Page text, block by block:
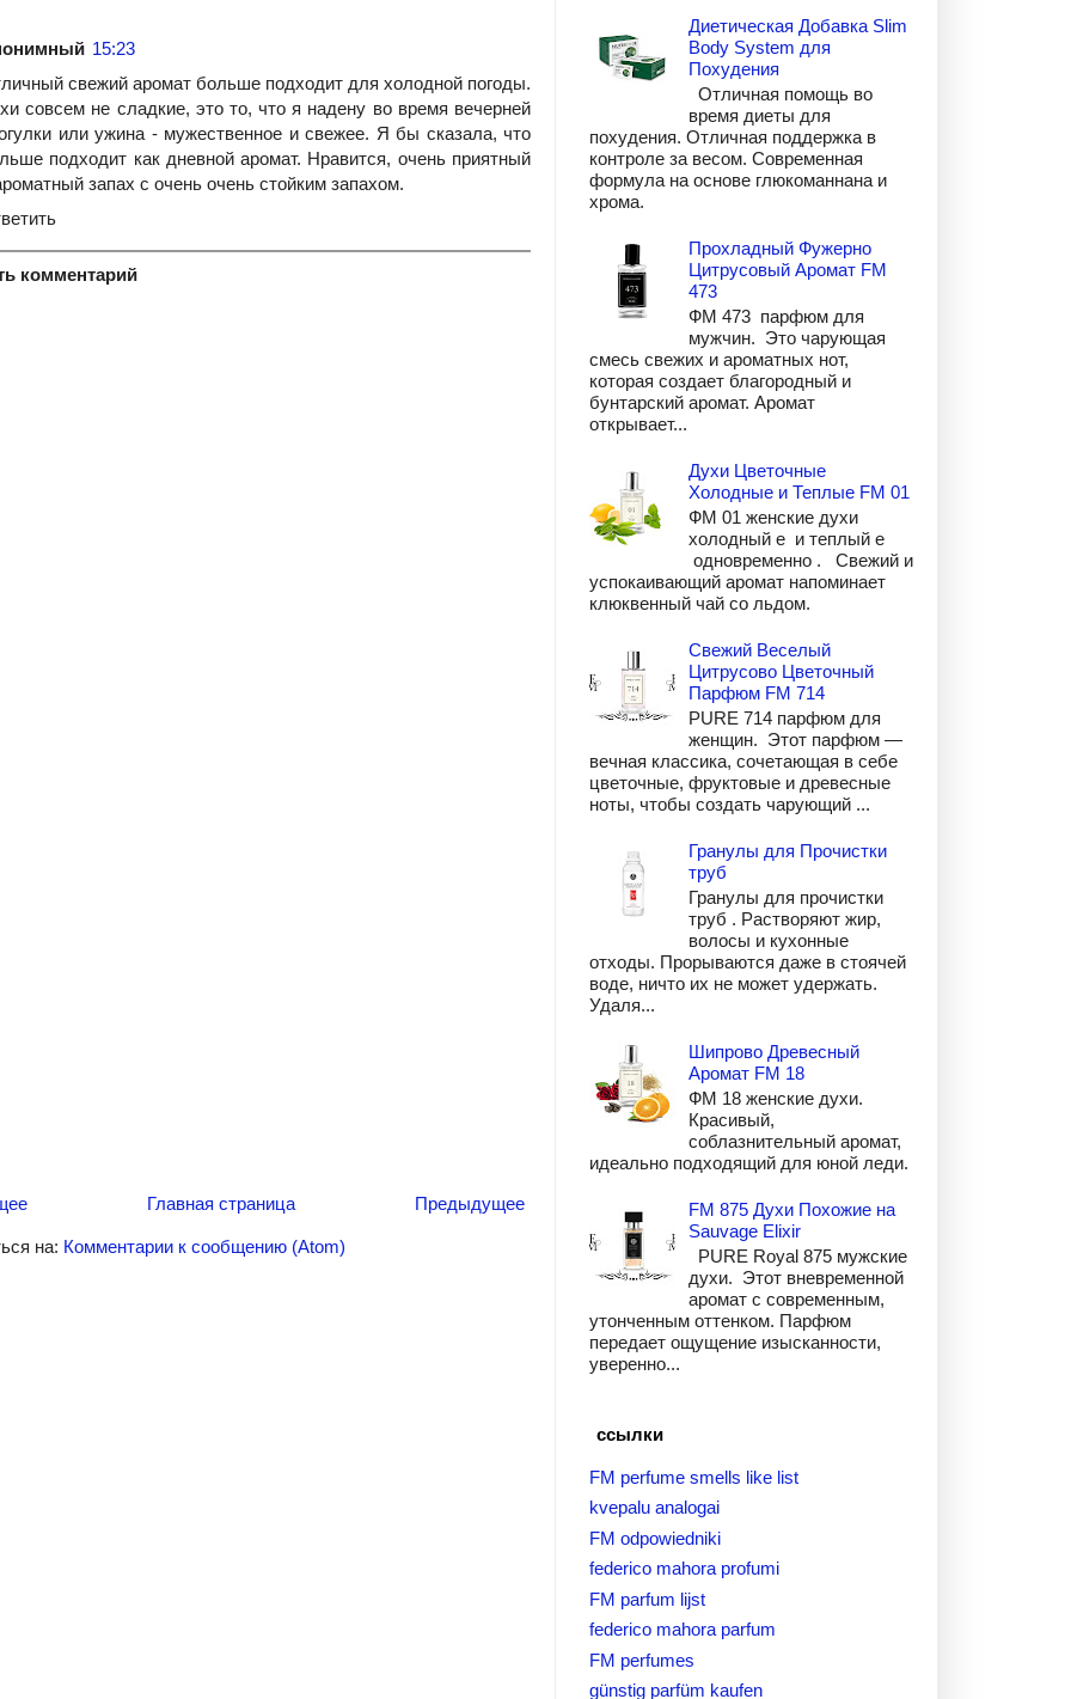
15:23
свежий аромат больше подходит для холодной погоды.
совсем не сладкие, это то, что я надену во время вечерней
или ужина - мужественное и свежее. Я бы сказала, что
подходит как дневной аромат. Нравится, очень приятный
запах с очень очень стойким запахом.
комментарий
Предыдущее
Главная страница
на: Комментарии к сообщению (Atom)
Диетическая Добавка Slim
Body System для
Похудения
Отличная помощь во
время диеты для
похудения. Отличная поддержка в
контроле за весом. Современная
формула на основе глюкоманнана и
хрома.
Прохладный Фужерно
Цитрусовый Аромат FM
473
ФМ 473 парфюм для
мужчин. Это чарующая
смесь свежих и ароматных нот,
которая создает благородный и
бунтарский аромат. Аромат
открывает...
Духи Цветочные
Холодные и Теплые FM 01
ФМ 01 женские духи
холодный е и теплый е
одновременно . Свежий и
успокаивающий аромат напоминает
клюквенный чай со льдом.
Свежий Веселый
Цитрусово Цветочный
Парфюм FM 714
PURE 714 парфюм для
женщин. Этот парфюм —
вечная классика, сочетающая в себе
цветочные, фруктовые и древесные
ноты, чтобы создать чарующий ...
Гранулы для Прочистки
труб
Гранулы для прочистки
труб . Растворяют жир,
волосы и кухонные
отходы. Прорываются даже в стоячей
воде, ничто их не может удержать.
Удаля...
Шипрово Древесный
Аромат FM 18
ФМ 18 женские духи.
Красивый,
соблазнительный аромат,
идеально подходящий для юной леди.
FM 875 Духи Похожие на
Sauvage Elixir
PURE Royal 875 мужские
духи. Этот вневременной
аромат с современным,
утонченным оттенком. Парфюм
передает ощущение изысканности,
уверенно...
ссылки
FM perfume smells like list
kvepalu analogai
FM odpowiedniki
federico mahora profumi
FM parfum lijst
federico mahora parfum
FM perfumes
günstig parfüm kaufen